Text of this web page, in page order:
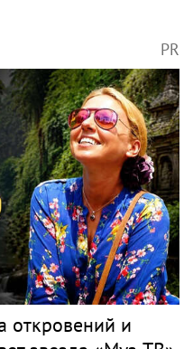
концерт
организацию
PR